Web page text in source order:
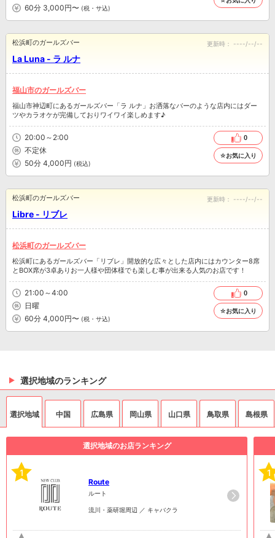
60分 3,000円〜 (税・サ込)
La Luna - ラ ルナ
松浜町のガールズバー 更新時： ----/--/--
福山市のガールズバー
福山市神辺町にあるガールズバー「ラ ルナ」お洒落なバーのような店内にはダー
ツやカラオケが完備しておりワイワイ楽しめます♪
20:00～2:00
不定休
50分 4,000円 (税込)
0
☆お気に入り
Libre - リブレ
松浜町のガールズバー 更新時： ----/--/--
松浜町のガールズバー
松浜町にあるガールズバー「リブレ」開放的な広々とした店内にはカウンター8席
とBOX席が3卓ありお一人様や団体様でも楽しむ事が出来る人気のお店です！
21:00～4:00
日曜
60分 4,000円〜 (税・サ込)
0
☆お気に入り
選択地域のランキング
選択地域 中国 広島県 岡山県 山口県 鳥取県 島根県
選択地域のお店ランキング
1
Route
ルート
流川・薬研堀周辺 ／ キャバクラ
1